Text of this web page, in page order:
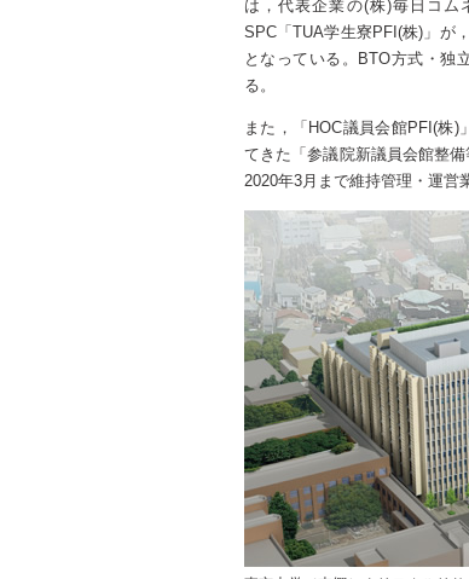
は，代表企業の(株)毎日コム
SPC「TUA学生寮PFI(株)」が
となっている。BTO方式・独
る。
また，「HOC議員会館PFI(株)
てきた「参議院新議員会館整
2020年3月まで維持管理・運営